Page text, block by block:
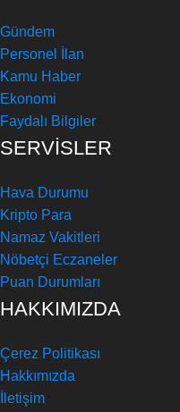
Gündem
Personel İlan
Kamu Haber
Ekonomi
Faydalı Bilgiler
SERVİSLER
Hava Durumu
Kripto Para
Namaz Vakitleri
Nöbetçi Eczaneler
Puan Durumları
HAKKIMIZDA
Çerez Politikası
Hakkımızda
İletişim